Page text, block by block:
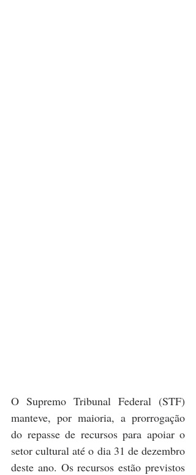
O Supremo Tribunal Federal (STF)
manteve, por maioria, a prorrogação
do repasse de recursos para apoiar o
setor cultural até o dia 31 de dezembro
deste ano. Os recursos estão previstos